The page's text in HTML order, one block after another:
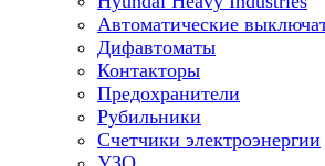
Автоматические
Дифавтоматы
Контакторы
Предохранители
Рубильники
Счетчики электроэнергии